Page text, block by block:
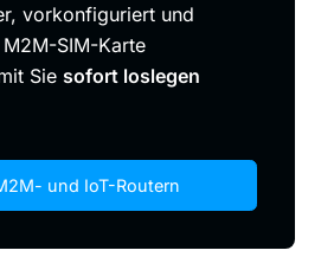
vorkonfiguriert und
SIM-Karte
Sie sofort loslegen
und IoT-Routern